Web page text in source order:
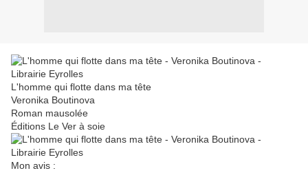
L'homme qui flotte dans ma tête
Veronika Boutinova
Roman mausolée
Éditions Le Ver à soie
Mon avis :